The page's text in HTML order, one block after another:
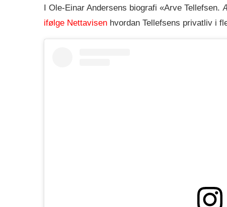
I Ole-Einar Andersens biografi «Arve
ifølge Nettavisen hvordan Tellefsens privatliv i